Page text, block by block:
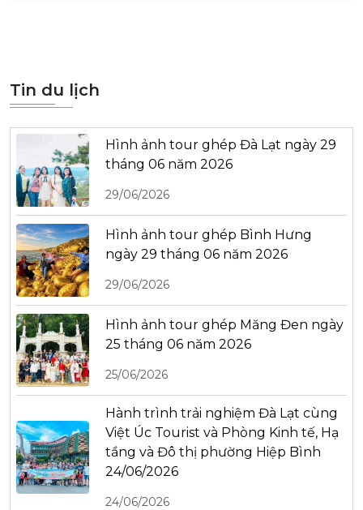
Tin du lịch
Hình ảnh tour ghép Đà Lạt ngày 29
tháng 06 năm 2026
29/06/2026
Hình ảnh tour ghép Bình Hưng
ngày 29 tháng 06 năm 2026
29/06/2026
Hình ảnh tour ghép Măng Đen ngày
25 tháng 06 năm 2026
25/06/2026
Hành trình trải nghiệm Đà Lạt cùng
Việt Úc Tourist và Phòng Kinh tế, Hạ
tầng và Đô thị phường Hiệp Bình
24/06/2026
24/06/2026